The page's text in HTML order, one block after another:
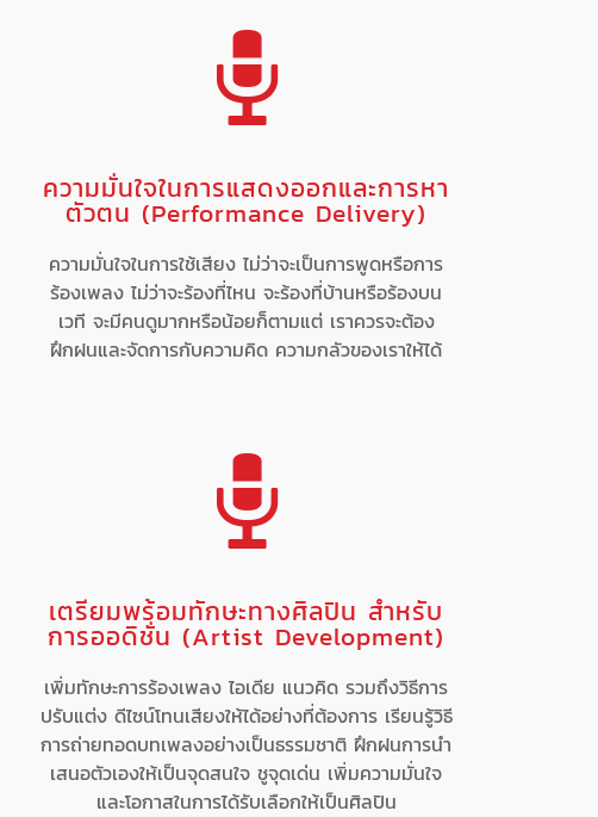
ความมั่นใจในการแสดงออกและการหา
ตัวตน (Performance Delivery)
ความมั่นใจในการใช้เสียง ไม่ว่าจะเป็นการพูดหรือการ
ร้องเพลง ไม่ว่าจะร้องที่ไหน จะร้องที่บ้านหรือร้องบน
เวที จะมีคนดูมากหรือน้อยก็ตามแต่ เราควรจะต้อง
ฝึกฝนและจัดการกับความคิด ความกลัวของเราให้ได้
เตรียมพร้อมทักษะทางศิลปิน สำหรับ
การออดิชั่น (Artist Development)
เพิ่มทักษะการร้องเพลง ไอเดีย แนวคิด รวมถึงวิธีการ
ปรับแต่ง ดีไซน์โทนเสียงให้ได้อย่างที่ต้องการ เรียนรู้วิธี
การถ่ายทอดบทเพลงอย่างเป็นธรรมชาติ ฝึกฝนการนำ
เสนอตัวเองให้เป็นจุดสนใจ ชูจุดเด่น เพิ่มความมั่นใจ
และโอกาสในการได้รับเลือกให้เป็นศิลปิน